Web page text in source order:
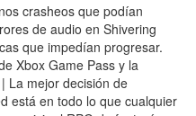
crasheos que podían
de audio en Shivering
que impedían progresar.
Xbox Game Pass y la
La mejor decisión de
está en todo lo que cualquier